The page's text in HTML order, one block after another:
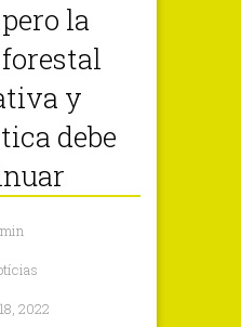
la
y
debe
2022